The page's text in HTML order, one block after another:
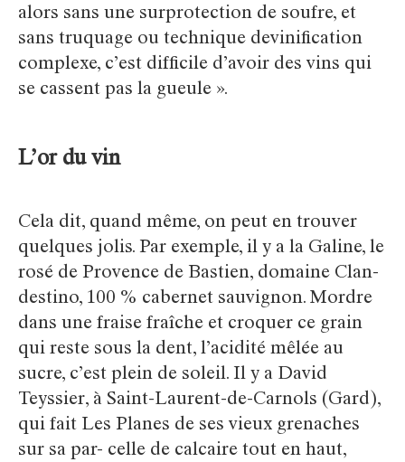
alors sans une surprotection de soufre, et
sans truquage ou technique devinification
complexe, c’est difficile d’avoir des vins qui
se cassent pas la gueule ».
L’or du vin
Cela dit, quand même, on peut en trouver
quelques jolis. Par exemple, il y a la Galine, le
rosé de Provence de Bastien, domaine Clan-
destino, 100 % cabernet sauvignon. Mordre
dans une fraise fraîche et croquer ce grain
qui reste sous la dent, l’acidité mêlée au
sucre, c’est plein de soleil. Il y a David
Teyssier, à Saint-Laurent-de-Carnols (Gard),
qui fait Les Planes de ses vieux grenaches
sur sa par- celle de calcaire tout en haut,